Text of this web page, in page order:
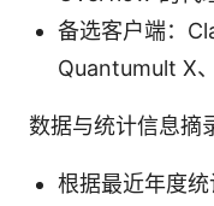
备选客户端：
Quantumult X
数据与统计信息摘
根据最近年度